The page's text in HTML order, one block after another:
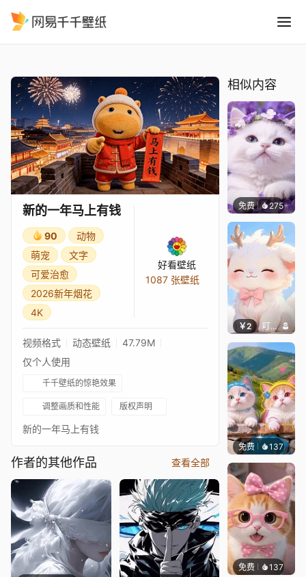
新的一年马上有钱
90
动物
萌宠
文字
可爱治愈
2026新年烟花
4K
好看壁纸
1087 张壁纸
视频格式 动态壁纸
47.79M
仅个人使用
千千壁纸的惊艳效果
调整画质和性能 版权声明
新的一年马上有钱
作者的其他作品 查看全部
相似内容
免费 275豆子
￥2 叮叮当当
免费 137豆子
免费 137好看